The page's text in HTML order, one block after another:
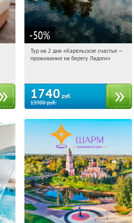
-50%
10:50:46 Купили:39
Тур на 2 дня «Карельское счастье —
проживание на берегу Ладоги»
1740 руб.
13900руб.